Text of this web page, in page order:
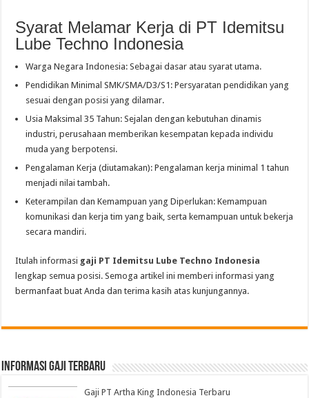
Syarat Melamar Kerja di PT Idemitsu
Lube Techno Indonesia
Warga Negara Indonesia: Sebagai dasar atau syarat utama.
Pendidikan Minimal SMK/SMA/D3/S1: Persyaratan pendidikan yang
sesuai dengan posisi yang dilamar.
Usia Maksimal 35 Tahun: Sejalan dengan kebutuhan dinamis
industri, perusahaan memberikan kesempatan kepada individu
muda yang berpotensi.
Pengalaman Kerja (diutamakan): Pengalaman kerja minimal 1 tahun
menjadi nilai tambah.
Keterampilan dan Kemampuan yang Diperlukan: Kemampuan
komunikasi dan kerja tim yang baik, serta kemampuan untuk bekerja
secara mandiri.
Itulah informasi gaji PT Idemitsu Lube Techno Indonesia
lengkap semua posisi. Semoga artikel ini memberi informasi yang
bermanfaat buat Anda dan terima kasih atas kunjungannya.
informasi gaji terbaru
Gaji PT Artha King Indonesia Terbaru